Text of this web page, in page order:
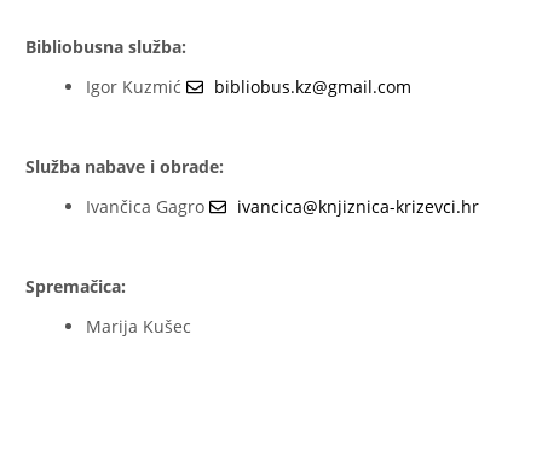
Bibliobusna služba:
Igor Kuzmić
bibliobus.kz@gmail.com
Služba nabave i obrade:
Ivančica Gagro
ivancica@knjiznica-krizevci.hr
Spremačica:
Marija Kušec